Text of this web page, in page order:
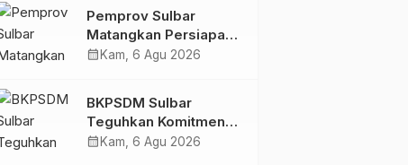
Pemprov Sulbar
Matangkan Persiapan
HUT Ke-81 RI, Puncak
calendar_month Kam, 6 Agu 2026
BKPSDM Sulbar
Teguhkan Komitmen
Pengembangan
calendar_month Kam, 6 Agu 2026